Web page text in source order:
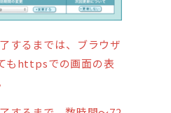
するまでは、ブラウザ
もhttpsでの画面の表